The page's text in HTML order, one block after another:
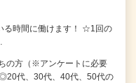
る時間に働けます！ ☆1回の
の方（※アンケートに必要
代、30代、40代、50代の